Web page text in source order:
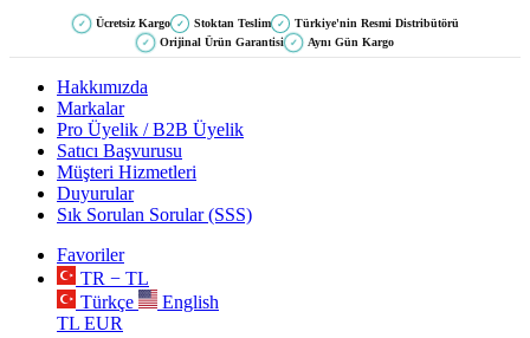
✓ Ücretsiz Kargo ✓ Stoktan Teslim ✓ Türkiye'nin Resmi Distribütörü
✓ Orijinal Ürün Garantisi ✓ Aynı Gün Kargo
Hakkımızda
Markalar
Pro Üyelik / B2B Üyelik
Satıcı Başvurusu
Müşteri Hizmetleri
Duyurular
Sık Sorulan Sorular (SSS)
Favoriler
TR − TL
Türkçe
English
TL EUR